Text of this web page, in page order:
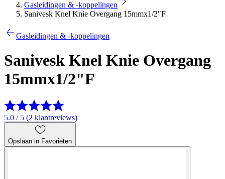
Gasleidingen & -koppelingen
Sanivesk Knel Knie Overgang 15mmx1/2"F
Gasleidingen & -koppelingen
Sanivesk Knel Knie Overgang
15mmx1/2"F
5.0 / 5 (2 klantreviews)
Opslaan in Favorieten